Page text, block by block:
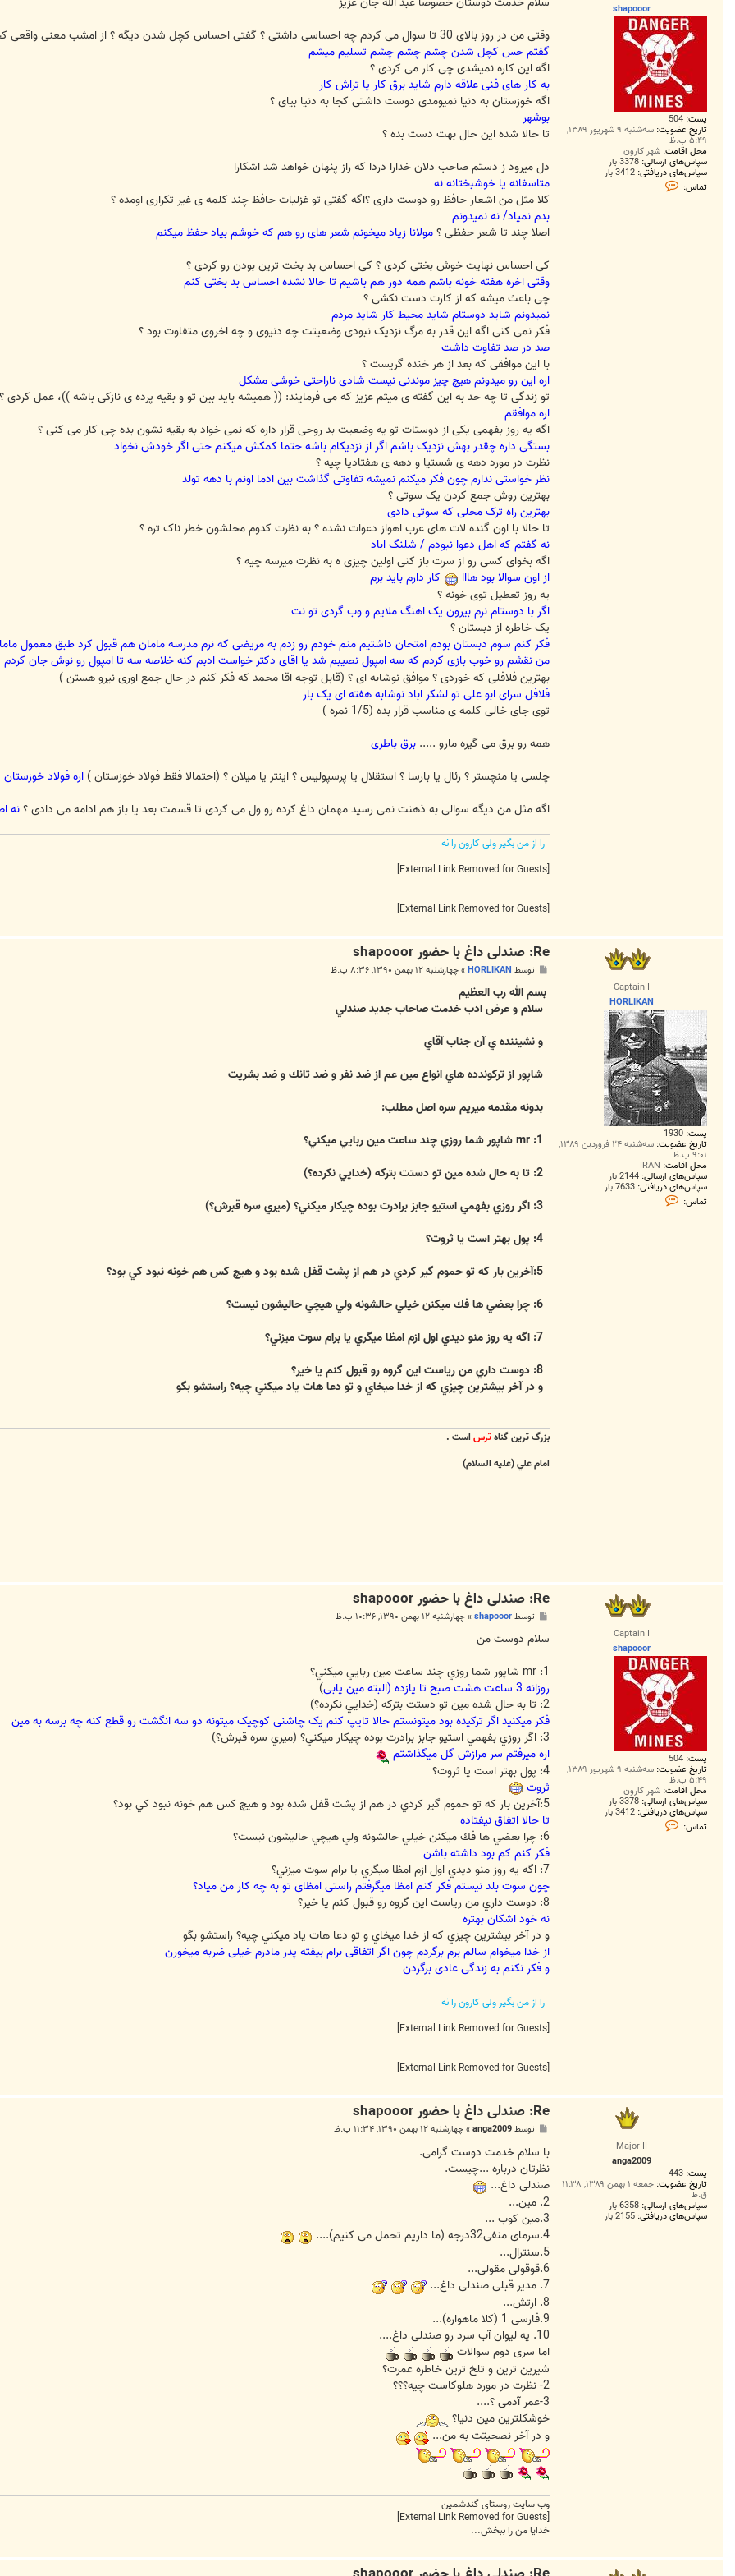
shapooor
پست: 504
تاریخ عضویت: سه‌شنبه ۹ شهریور ۱۳۸۹,
۵:۴۹ ب.ظ
محل اقامت: شهر کارون
سپاس‌های ارسالی: 3378 بار
سپاس‌های دریافتی: 3412 بار
تماس:
ت
وقتی من در روز بالای 30 تا سوال می کردم چه احساسی داشتی ؟ گفتی احساس کچل شدن دیگه ؟ از امشب معنی واقعی کچل شدن رو بهت نشون میدم .تسلیم میشی یانه ؟ تصمیمت رو بگیر
گفتم حس کچل شدن چشم چشم چشم تسلیم میشم
اگه این کاره نمیشدی چی کار می کردی ؟
به کار های فنی علاقه دارم شاید برق کار یا تراش کار
اگه خوزستان به دنیا نمیومدی دوست داشتی کجا به دنیا بیای ؟
بوشهر
تا حالا شده این حال بهت دست بده ؟
دل میرود ز دستم صاحب دلان خدارا دردا که راز پنهان خواهد شد اشکارا
متاسفانه یا خوشبختانه نه
کلا مثل من اشعار حافظ رو دوست داری ؟اگه گفتی تو غزلیات حافظ چند کلمه ی غیر تکراری اومده ؟
بدم نمیاد/ نه نمیدونم
اصلا چند تا شعر حفظی ؟مولانا زیاد میخونم شعر های رو هم که خوشم بیاد حفظ میکنم
کی احساس نهایت خوش بختی کردی ؟ کی احساس بد بخت ترین بودن رو کردی ؟
وقتی اخره هفته خونه باشم همه دور هم باشیم تا حالا نشده احساس بد بختی کنم
چی باعث میشه که از کارت دست نکشی ؟
نمیدونم شاید دوستام شاید محیط کار شاید مردم
فکر نمی کنی اگه این قدر به مرگ نزدیک نبودی وضعیتت چه دنیوی و چه اخروی متفاوت بود ؟
صد در صد تفاوت داشت
با این موافقی که بعد از هر خنده گریست ؟
اره این رو میدونم هیچ چیز موندنی نیست شادی ناراحتی خوشی مشکل
تو زندگی تا چه حد به این گفته ی میثم عزیز که می فرمایند: (( همیشه باید بین تو و بقیه پرده ی نازکی باشه ))، عمل کردی ؟
اره موافقم
اگه یه روز بفهمی یکی از دوستات تو یه وضعیت بد روحی قرار داره که نمی خواد به بقیه نشون بده چی کار می کنی ؟
بستگی داره چقدر بهش نزدیک باشم اگر از نزدیکام باشه حتما کمکش میکنم حتی اگر خودش نخواد
نظرت در مورد دهه ی شستیا و دهه ی هفتادیا چیه ؟
نظر خواستی ندارم چون فکر میکنم نمیشه تفاوتی گذاشت بین ادما اونم با دهه تولد
بهترین روش جمع کردن یک سوتی ؟
بهترین راه ترک محلی که سوتی دادی
تا حالا با اون گنده لات های عرب اهواز دعوات نشده ؟ به نظرت کدوم محلشون خطر ناک تره ؟
نه گفتم که اهل دعوا نبودم / شلنگ اباد
اگه بخوای کسی رو از سرت باز کنی اولین چیزی ه به نظرت میرسه چیه ؟
از اون سوالا بود هااا
کار دارم باید برم
یه روز تعطیل توی خونه ؟
اگر با دوستام نرم بیرون یک اهنگ ملایم و وب گردی تو نت
یک خاطره از دبستان ؟
فکر کنم سوم دبستان بودم امتحان داشتیم منم خودم رو زدم به مریضی که نرم مدرسه مامان هم قبول کرد طبق معمول
من نقشم رو خوب بازی کردم که سه امپول نصیبم شد یا اقای دکتر خواست ادبم کنه خلاصه سه تا امپول رو نوش جان کردم
بهترین فلافلی که خوردی ؟ موافق نوشابه ای ؟ (قابل توجه اقا محمد که فکر کنم در حال جمع اوری نیرو هستن )
فلافل سرای ابو علی تو لشکر اباد نوشابه هفته ای یک بار
توی جای خالی کلمه ی مناسب قرار بده (1/5 نمره )
همه رو برق می گیره مارو ..... برق باطری
چلسی یا منچستر ؟ رئال یا بارسا ؟ استقلال یا پرسپولیس ؟ اینتر یا میلان ؟ (احتمالا فقط فولاد خوزستان ) اره فولاد خوزستان
اگه مثل من دیگه سوالی به ذهنت نمی رسید مهمان داغ کرده رو ول می کردی تا قسمت بعد یا باز هم ادامه می دادی ؟نه
را از من بگیر ولی کارون را نه
[External Link Removed for Guests]
[External Link Removed for Guests]
Captain I
HORLIKAN
پست: 1930
تاریخ عضویت: سه‌شنبه ۲۴ فروردین ۱۳۸۹,
۹:۰۱ ب.ظ
محل اقامت:
سپاس‌های ارسالی: 2144 بار
سپاس‌های دریافتی: 7633 بار
تماس:
ت
Re: صندلی داغ با حضور shapooor
ت
توسط HORLIKAN
»چهارشنبه ۱۲ بهمن ۱۳۹۰, ۸:۳۶ ب.ظ
بسم الله رب العظيم
سلام و عرض ادب خدمت صاحاب جديد صندلي
و نشيننده ي آن جناب آقاي
شاپور از تركوندده هاي انواع مين عم از ضد نفر و ضد تانك و ضد بشريت
بدونه مقدمه ميريم سره اصل مطلب:
1: mr شاپور شما روزي چند ساعت مين ربايي ميكني؟
2: تا به حال شده مين تو دستت بتركه (خدايي نكرده؟)
3: اگر روزي بفهمي استيو جابز برادرت بوده چيكار ميكني؟ (ميري سره قبرش؟)
4: پول بهتر است يا ثروت؟
5:آخرين بار كه تو حموم گير كردي در هم از پشت قفل شده بود و هيچ كس هم خونه نبود كي بود؟
6: چرا بعضي ها فك ميكنن خيلي حالشونه ولي هيچي حاليشون نيست؟
7: اگه يه روز منو ديدي اول ازم امظا ميگري يا برام سوت ميزني؟
8: دوست داري من رياست اين گروه رو قبول كنم يا خير؟
و در آخر بيشترين چيزي كه از خدا ميخاي و تو دعا هات ياد ميكني چيه؟ راستشو بگو
بزرگ ترين گناهترس است .
امام علي (عليه السلام)
________________________
Captain I
shapooor
پست: 504
تاریخ عضویت: سه‌شنبه ۹ شهریور ۱۳۸۹,
۵:۴۹ ب.ظ
محل اقامت: شهر کارون
سپاس‌های ارسالی: 3378 بار
سپاس‌های دریافتی: 3412 بار
تماس:
ت
Re: صندلی داغ با حضور shapooor
ت
توسطshapooor
»چهارشنبه ۱۲ بهمن ۱۳۹۰, ۱۰:۳۶ ب.ظ
سلام دوست من
1: mr شاپور شما روزي چند ساعت مين ربايي ميكني؟
روزانه 3 ساعت هشت صبح تا یازده (البته مین یابی
)
2: تا به حال شده مين تو دستت بتركه (خدايي نكرده؟)
فکر میکنید اگر ترکیده بود میتونستم حالا تایپ کنم یک چاشنی کوچیک میتونه دو سه انگشت رو قطع کنه چه برسه به مین
3: اگر روزي بفهمي استيو جابز برادرت بوده چيكار ميكني؟ (ميري سره قبرش؟)
اره میرفتم سر مرازش گل میگذاشتم
4: پول بهتر است يا ثروت؟
ثروت
5:آخرين بار كه تو حموم گير كردي در هم از پشت قفل شده بود و هيچ كس هم خونه نبود كي بود؟
تا حالا اتفاق نیفتاده
6: چرا بعضي ها فك ميكنن خيلي حالشونه ولي هيچي حاليشون نيست؟
فکر کنم کم بود داشته باشن
7: اگه يه روز منو ديدي اول ازم امظا ميگري يا برام سوت ميزني؟
چون سوت بلد نیستم فکر کنم امظا میگرفتم راستی امظای تو به چه کار من میاد؟
8: دوست داري من رياست اين گروه رو قبول كنم يا خير؟
نه خود اشکان بهتره
و در آخر بيشترين چيزي كه از خدا ميخاي و تو دعا هات ياد ميكني چيه؟ راستشو بگو
از خدا میخوام سالم برم برگردم چون اگر اتفاقی برام بیفته پدر مادرم خیلی ضربه میخورن
و فکر نکنم به زندگی عادی برگردن
را از من بگیر ولی کارون را نه
[External Link Removed for Guests]
[External Link Removed for Guests]
Major II
anga2009
پست: 443
تاریخ عضویت: جمعه ۱ بهمن ۱۳۸۹, ۱۱:۳۸
ق.ظ
سپاس‌های ارسالی: 6358 بار
سپاس‌های دریافتی: 2155 بار
Re: صندلی داغ با حضور shapooor
ت
توسطanga2009
»چهارشنبه ۱۲ بهمن ۱۳۹۰, ۱۱:۳۴ ب.ظ
با سلام خدمت دوست گرامی.
نظرتان درباره ...چیست.
صندلی داغ...
2. مین...
3.مین کوب ...
4.سرمای منفی32درجه (ما داریم تحمل می کنیم)....
5.سنترال...
6.قوقولى مقولى...
7. مدیر قبلی صندلی داغ...
8. ارتش...
9.فارسی 1 (کلا ماهواره)...
10. یه لیوان آب سرد رو صندلی داغ....
اما سری دوم سوالات
شیرین ترین و تلخ ترین خاطره عمرت؟
2- نظرت در مورد هلوکاست چیه؟؟؟
3-عمر آدمی ؟....
خوشکلترین مین دنیا؟
و در آخر نصحیتت به من...
وب سایت روستای گندشمین
[External Link Removed for Guests]
خدایا من را ببخش...